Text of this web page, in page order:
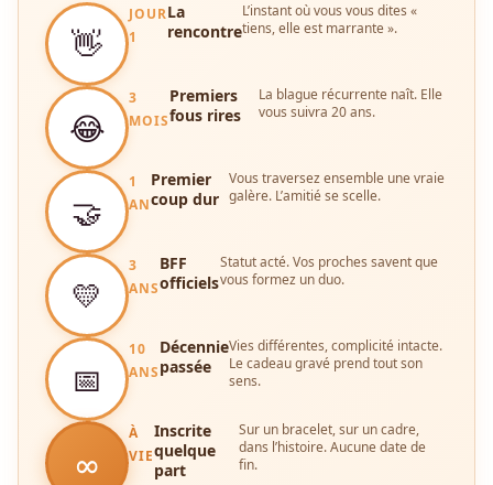
👋
JOUR
1
La
rencontre
L’instant où vous vous dites «
tiens, elle est marrante ».
😂
3
MOIS
Premiers
fous rires
La blague récurrente naît. Elle
vous suivra 20 ans.
🤝
1
AN
Premier
coup dur
Vous traversez ensemble une vraie
galère. L’amitié se scelle.
💛
3
ANS
BFF
officiels
Statut acté. Vos proches savent que
vous formez un duo.
📅
10
ANS
Décennie
passée
Vies différentes, complicité intacte.
Le cadeau gravé prend tout son
sens.
∞
À
VIE
Inscrite
quelque
part
Sur un bracelet, sur un cadre,
dans l’histoire. Aucune date de
fin.